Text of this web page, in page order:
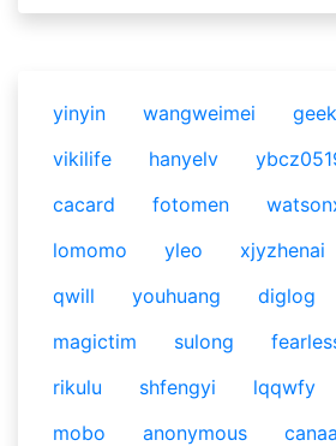
yinyin wangweimei
vikilife
hanyelv
cacard
fotomen
lomomo
yleo xjyzhenai
qwill
youhuang diglog
magictim
sulong
rikulu
shfengyi lqqwfy
mobo
anonymous